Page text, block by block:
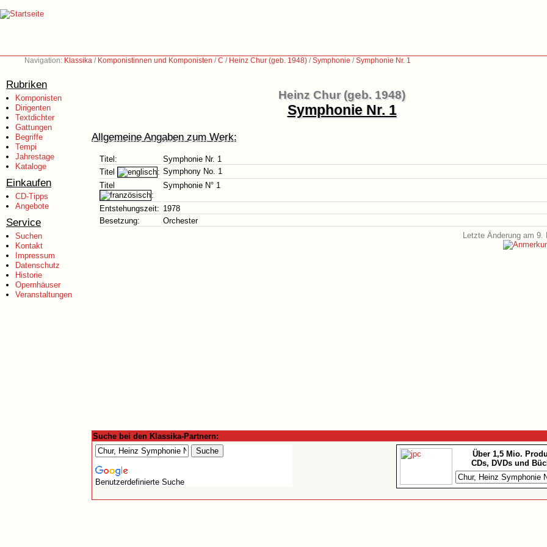
Navigation: Klassika / Komponistinnen und Komponisten /C / Heinz Chur (geb. 1948) /Symphonie /Symphonie Nr. 1
Rubriken
Komponisten
Dirigenten
Textdichter
Gattungen
Begriffe
Tempi
Jahrestage
Kataloge
Einkaufen
CD-Tipps
Angebote
Service
Suchen
Kontakt
Impressum
Datenschutz
Historie
Opernhäuser
Veranstaltungen
Heinz Chur (geb. 1948)
Symphonie Nr. 1
Allgemeine Angaben zum Werk:
Titel:
Symphonie Nr. 1
Titel
: Symphony No. 1
Titel
:
Symphonie N° 1
Entstehungszeit: 1978
Besetzung:
Orchester
Letzte Änderung am 9.
Suche bei den Klassika-Partnern:
Benutzerdefinierte Suche
Über 1,5 Mio.
CDs, DVDs und